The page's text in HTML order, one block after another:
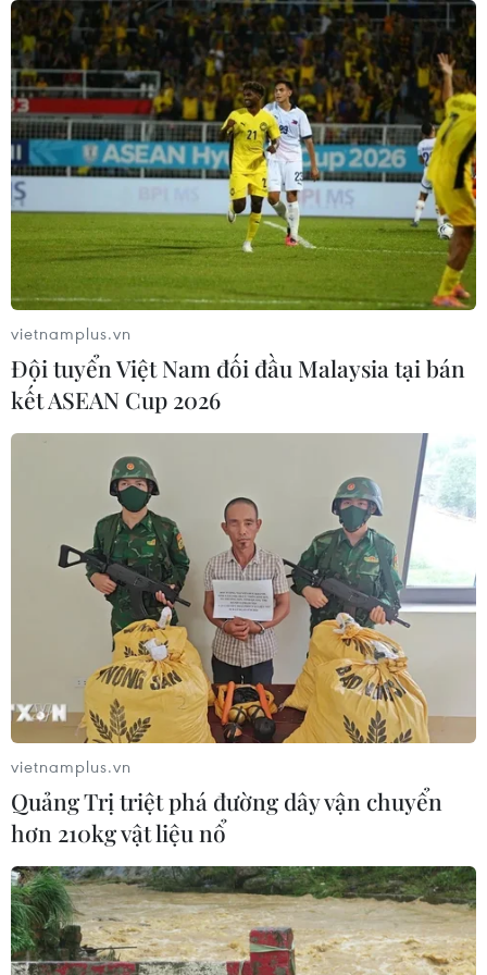
Phát động giải báo chí toàn quốc "Vì
sự nghiệp Giáo dục Việt Nam" năm
2026
04/08/2026 12:36
ASEAN Cup 2026: Đội tuyển Việt
Nam tạo "cơn địa chấn" trên truyền
thông khu vực
04/08/2026 02:45
Australia hoàn thiện dự luật buộc các
nền tảng số trả phí cho báo chí
Nhịp cầu báo chí, lý luận Việt Nam-
01/08/2026 15:47
Niềm tin - nền tảng của đồng thuận
xã hội
Quy định mới trong Luật Báo chí: Mở
rộng không gian phát triển cho báo
chí
31/07/2026 09:28
vietnamplus.vn
Đội tuyển Việt Nam đối đầu Malaysia tại bán
kết ASEAN Cup 2026
vietnamplus.vn
Quảng Trị triệt phá đường dây vận chuyển
hơn 210kg vật liệu nổ